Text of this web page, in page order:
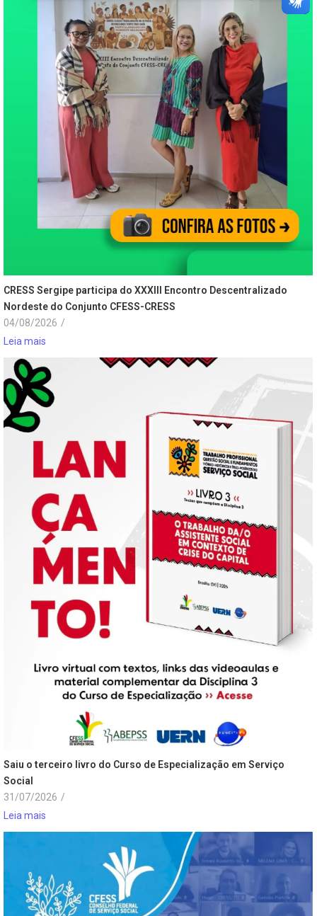
CRESS Sergipe participa do XXXIII Encontro Descentralizado
Nordeste do Conjunto CFESS-CRESS
04/08/2026 /
Leia mais
Saiu o terceiro livro do Curso de Especialização em Serviço
Social
31/07/2026 /
Leia mais